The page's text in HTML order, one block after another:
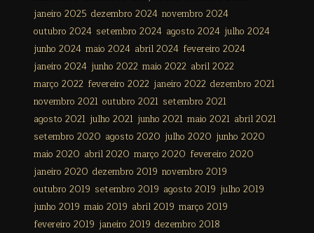
janeiro 2025 dezembro 2024 novembro 2024
outubro 2024 setembro 2024 agosto 2024 julho 2024
junho 2024 maio 2024 abril 2024 fevereiro 2024
janeiro 2024 junho 2022 maio 2022 abril 2022
março 2022 fevereiro 2022 janeiro 2022 dezembro 2021
novembro 2021 outubro 2021 setembro 2021
agosto 2021 julho 2021 junho 2021 maio 2021 abril 2021
setembro 2020 agosto 2020 julho 2020 junho 2020
maio 2020 abril 2020 março 2020 fevereiro 2020
janeiro 2020 dezembro 2019 novembro 2019
outubro 2019 setembro 2019 agosto 2019 julho 2019
junho 2019 maio 2019 abril 2019 março 2019
fevereiro 2019 janeiro 2019 dezembro 2018